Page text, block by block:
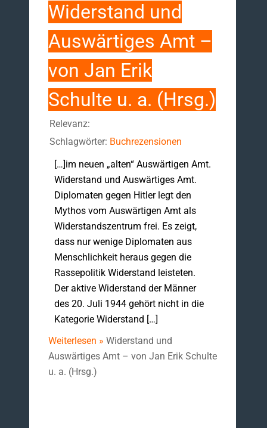
Widerstand und
Auswärtiges Amt –
von Jan Erik
Schulte u. a. (Hrsg.)
Relevanz:
Schlagwörter: Buchrezensionen
[…]im neuen „alten“ Auswärtigen Amt.
Widerstand und Auswärtiges Amt.
Diplomaten gegen Hitler legt den
Mythos vom Auswärtigen Amt als
Widerstandszentrum frei. Es zeigt,
dass nur wenige Diplomaten aus
Menschlichkeit heraus gegen die
Rassepolitik Widerstand leisteten.
Der aktive Widerstand der Männer
des 20. Juli 1944 gehört nicht in die
Kategorie Widerstand […]
Weiterlesen » Widerstand und
Auswärtiges Amt – von Jan Erik Schulte
u. a. (Hrsg.)